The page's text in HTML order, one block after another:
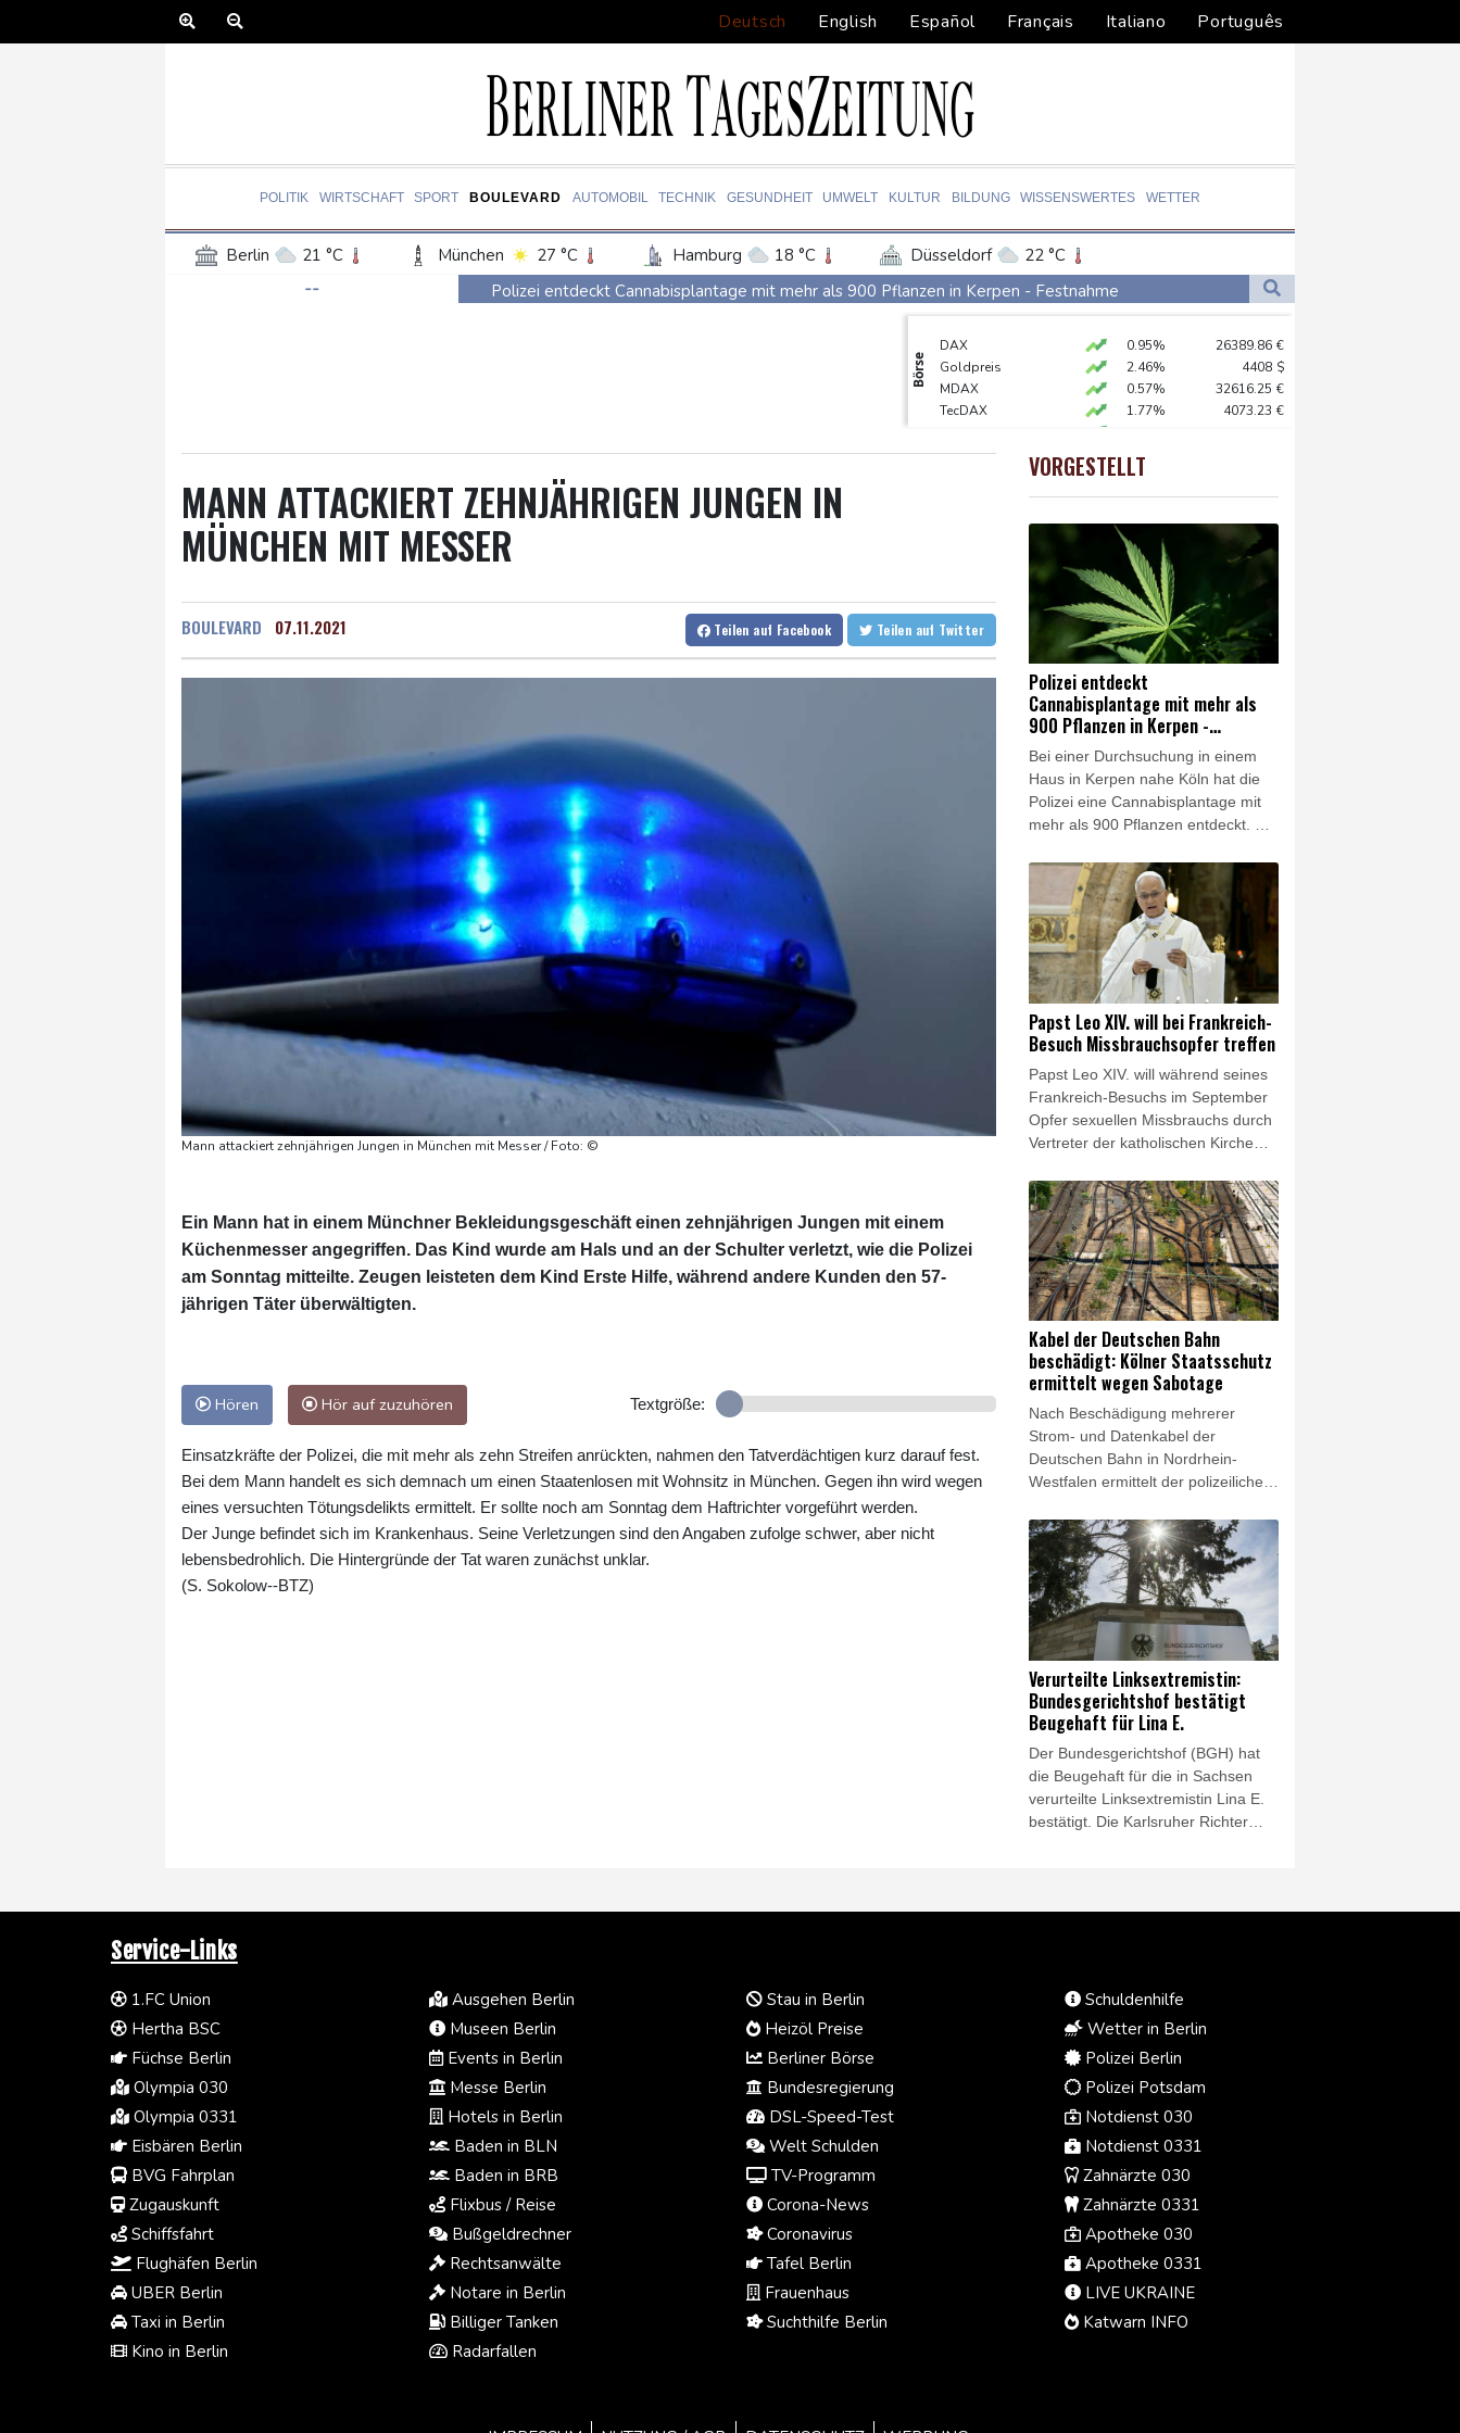
Deutsch English Español Français Italiano Português
POLITIK WIRTSCHAFT SPORT BOULEVARD AUTOMOBIL TECHNIK GESUNDHEIT UMWELT KULTUR BILDUNG WISSENSWERTES WETTER
Berlin 21 °C München 27 °C Hamburg 18 °C Düsseldorf
22 °C
Frankfurt am Main
Potsdam 21 °C Leipzig 24 °C Dortmund
21 °C
Bremen
Wien
--
Polizei entdeckt Cannabisplantage mit mehr als 900 Pflanzen in Kerpen - Festnahme
Sicherheitskreise vermuten russische Kampagne hinter Falschvideo zu Merz-Rücktritt
Papst Leo XIV. will bei Frankreich-Besuch Missbrauchsopfer treffen
Nationaler Sicherheitsrat mit Merz tagt zu Drohnenvorfall in Leipzig
Kabel der Deutschen Bahn beschädigt: Kölner Staatsschutz ermittelt wegen Sabotage
Frankreichs Außenminister Barrot kündigt Reaktion auf russische Wahlkampf-Einmischung an
Ein Viertel der Reisenden in Deutschland lässt sich Ziele von der KI vorschlagen
Norwegens Fußball-Verband fordert Infantinos Rücktritt
Verurteilte Linksextremistin: Bundesgerichtshof bestätigt Beugehaft für Lina E.
Börse
DAX 0.95% 26389.86 €
Goldpreis
2.46% 4408 $
MDAX
0.57% 32616.25 €
TecDAX
1.77% 4073.23 €
SDAX
0.83%
0.45%
MANN ATTACKIERT ZEHNJÄHRIGEN JUNGEN IN
MÜNCHEN MIT MESSER
BOULEVARD 07.11.2021 Teilen auf Facebook Teilen auf Twitter
Mann attackiert zehnjährigen Jungen in München mit Messer / Foto: ©
Ein Mann hat in einem Münchner Bekleidungsgeschäft einen zehnjährigen Jungen mit einem
Küchenmesser angegriffen. Das Kind wurde am Hals und an der Schulter verletzt, wie die Polizei
am Sonntag mitteilte. Zeugen leisteten dem Kind Erste Hilfe, während andere Kunden den 57-
jährigen Täter überwältigten.
Hören Hör auf zuzuhören Textgröße:
Einsatzkräfte der Polizei, die mit mehr als zehn Streifen anrückten, nahmen den Tatverdächtigen kurz darauf fest.
Bei dem Mann handelt es sich demnach um einen Staatenlosen mit Wohnsitz in München. Gegen ihn wird wegen
eines versuchten Tötungsdelikts ermittelt. Er sollte noch am Sonntag dem Haftrichter vorgeführt werden.
Der Junge befindet sich im Krankenhaus. Seine Verletzungen sind den Angaben zufolge schwer, aber nicht
lebensbedrohlich. Die Hintergründe der Tat waren zunächst unklar.
(S. Sokolow--BTZ)
VORGESTELLT
Polizei entdeckt
Cannabisplantage mit mehr als
900 Pflanzen in Kerpen -
Festnahme
Bei einer Durchsuchung in einem
Haus in Kerpen nahe Köln hat die
Polizei eine Cannabisplantage mit
mehr als 900 Pflanzen entdeckt. Ein
Ort festgenommen, wie die Polizei
in Bergheim und die Kölner
Staatsanwaltschaft am Freitag
mitteilten. Die Ermittler waren
demnach durch einen
Zeugenhinweis auf die Plantage
aufmerksam geworden. Insgesamt
wurden am Donnerstag drei Objekte
im Rhein-Erft-Kreis durchsucht.
Papst Leo XIV. will bei Frankreich-
Besuch Missbrauchsopfer treffen
Papst Leo XIV. will während seines
Frankreich-Besuchs im September
Opfer sexuellen Missbrauchs durch
Vertreter der katholischen Kirche
bevorstehenden Apostolischen
Reise nach Frankreich wird Papst
Leo XIV. in einem privaten Rahmen
mit Menschen zusammentreffen,
die innerhalb der Kirche Opfer von
Missbrauch geworden sind", teilte
der Vatikan am Freitag mit. Die
Opfer selbst werden demnach an
der Vorbereitung dieses Treffens
beteiligt sein.
Kabel der Deutschen Bahn
beschädigt: Kölner Staatsschutz
ermittelt wegen Sabotage
Nach Beschädigung mehrerer
Strom- und Datenkabel der
Deutschen Bahn in Nordrhein-
Westfalen ermittelt der polizeiliche
auf Sabotage. Unbekannte öffneten
in der Nacht zu Donnerstag in
Leverkusen einen unterirdischen
Kabelschacht und durchtrennten
mehrere Kabel- und
Glasfaserstränge, wie die Kölner
Polizei am Freitag mitteilte.
Betroffen waren Leitungen der
Bahn, die nach Polizeiangaben aber
nicht mehr genutzt wurden. Der
Zugverkehr war nicht beeinträchtigt.
Verurteilte Linksextremistin:
Bundesgerichtshof bestätigt
Beugehaft für Lina E.
Der Bundesgerichtshof (BGH) hat
die Beugehaft für die in Sachsen
verurteilte Linksextremistin Lina E.
bestätigt. Die Karlsruher Richter
Oberlandesgericht (OLG) Dresden
Service-Links
1.FC Union
Hertha BSC
Füchse Berlin
Olympia 030
Olympia 0331
Eisbären Berlin
BVG Fahrplan
Zugauskunft
Schiffsfahrt
Flughäfen Berlin
UBER Berlin
Taxi in Berlin
Kino in Berlin
Ausgehen Berlin
Museen Berlin
Events in Berlin
Messe Berlin
Hotels in Berlin
Baden in BLN
Baden in BRB
Flixbus / Reise
Bußgeldrechner
Rechtsanwälte
Notare in Berlin
Billiger Tanken
Radarfallen
Stau in Berlin
Heizöl Preise
Berliner Börse
Bundesregierung
DSL-Speed-Test
Welt Schulden
TV-Programm
Corona-News
Coronavirus
Tafel Berlin
Frauenhaus
Suchthilfe Berlin
Schuldenhilfe
Wetter in Berlin
Polizei Berlin
Polizei Potsdam
Notdienst 030
Notdienst 0331
Zahnärzte 030
Zahnärzte 0331
Apotheke 030
Apotheke 0331
LIVE UKRAINE
Katwarn INFO